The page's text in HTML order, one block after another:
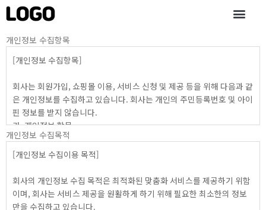
콘
텐
로개인정보 수집항목
개인정보 수집목적